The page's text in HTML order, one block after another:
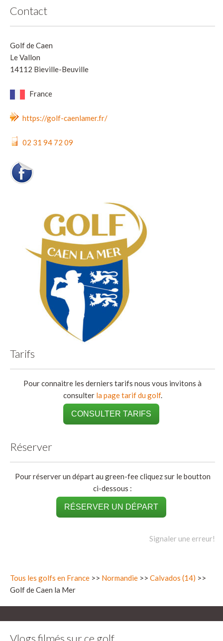
Contact
Golf de Caen
Le Vallon
14112 Bieville-Beuville
France
https://golf-caenlamer.fr/
02 31 94 72 09
Tarifs
Pour connaitre les derniers tarifs nous vous invitons à
consulter la page tarif du golf.
CONSULTER TARIFS
Réserver
Pour réserver un départ au green-fee cliquez sur le boutton
ci-dessous :
RÉSERVER UN DÉPART
Signaler une erreur!
Tous les golfs en France >> Normandie >> Calvados (14) >>
Golf de Caen la Mer
Vlogs filmés sur ce golf